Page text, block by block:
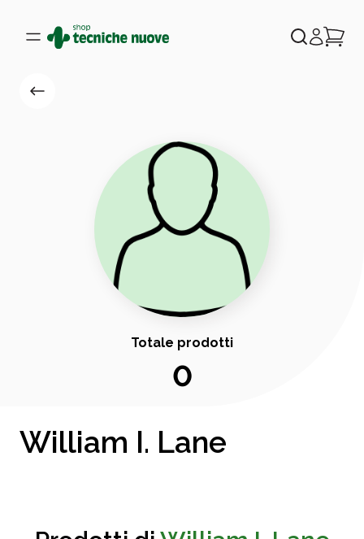
Totale prodotti
0
William I. Lane